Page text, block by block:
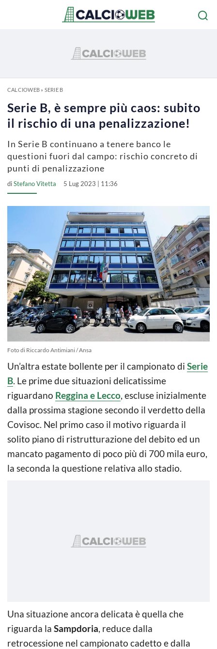
CALCIOWEB» SERIE B
Serie B, è sempre più caos: subito
il rischio di una penalizzazione!
In Serie B continuano a tenere banco le
questioni fuori dal campo: rischio concreto di
punti di penalizzazione
diStefano Vitetta 5 Lug 2023 | 11:36
Foto di Riccardo Antimiani / Ansa
Un’altra estate bollente per il campionato di Serie
B. Le prime due situazioni delicatissime
riguardano Reggina e Lecco, escluse inizialmente
dalla prossima stagione secondo il verdetto della
Covisoc. Nel primo caso il motivo riguarda il
solito piano di ristrutturazione del debito ed un
mancato pagamento di poco più di 700 mila euro,
la seconda la questione relativa allo stadio.
Una situazione ancora delicata è quella che
riguarda la Sampdoria, reduce dalla
retrocessione nel campionato cadetto e dalla